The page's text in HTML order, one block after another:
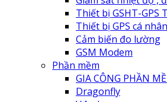
Thiết bị GSHT-GPS
Thiết bị GPS cá nhân
Cảm biến đo lường
GSM Modem
Phần mềm
GIA CÔNG PHẦN
Dragonfly